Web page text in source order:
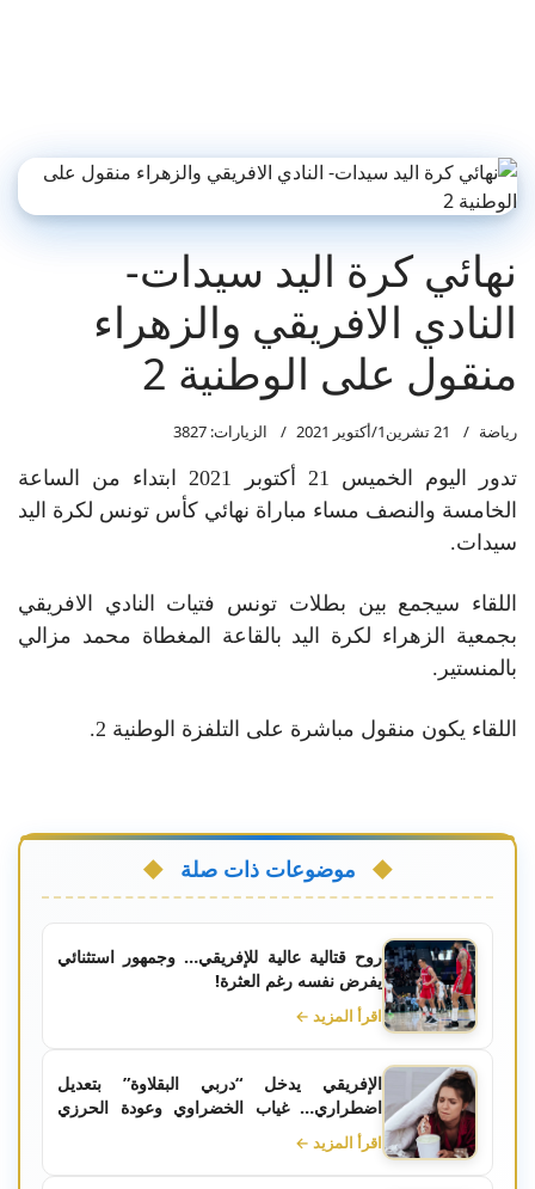
نهائي كرة اليد سيدات-
النادي الافريقي والزهراء
منقول على الوطنية 2
رياضة 21 تشرين1/أكتوير 2021 الزيارات: 3827
تدور اليوم الخميس 21 أكتوبر 2021 ابتداء من الساعة
الخامسة والنصف مساء مباراة نهائي كأس تونس لكرة اليد
سيدات.
اللقاء سيجمع بين بطلات تونس فتيات النادي الافريقي
بجمعية الزهراء لكرة اليد بالقاعة المغطاة محمد مزالي
بالمنستير.
اللقاء يكون منقول مباشرة على التلفزة الوطنية 2.
موضوعات ذات صلة
روح قتالية عالية للإفريقي… وجمهور استثنائي
يفرض نفسه رغم العثرة!
اقرأ المزيد ←
الإفريقي يدخل “دربي البقلاوة” بتعديل
اضطراري… غياب الخضراوي وعودة الحرزي
تُربك الحسابات
اقرأ المزيد ←